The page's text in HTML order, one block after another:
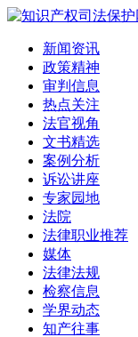
新闻资讯
政策精神
审判信息
热点关注
法官视角
文书精选
案例分析
诉讼讲座
专家园地
法院
法律职业推荐
媒体
法律法规
检察信息
学界动态
知产往事